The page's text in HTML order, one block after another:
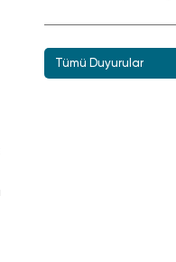
Tümü Duyurular